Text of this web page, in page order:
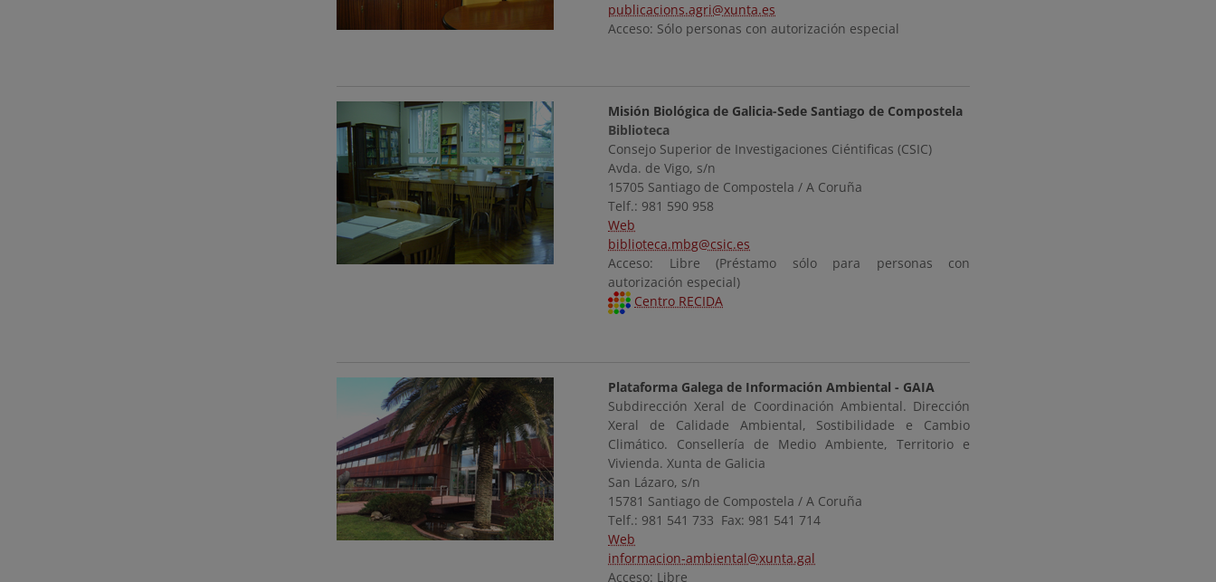
publicacions.agri@xunta.es
Acceso: Sólo personas con autorización especial
Misión Biológica de Galicia-Sede Santiago de Compostela
Biblioteca
Consejo Superior de Investigaciones Ciéntificas (CSIC)
Avda. de Vigo, s/n
15705 Santiago de Compostela / A Coruña
Telf.: 981 590 958
Web
biblioteca.mbg@csic.es
Acceso: Libre (Préstamo sólo para personas con
autorización especial)
Centro RECIDA
Plataforma Galega de Información Ambiental - GAIA
Subdirección Xeral de Coordinación Ambiental. Dirección
Xeral de Calidade Ambiental, Sostibilidade e Cambio
Climático. Consellería de Medio Ambiente, Territorio e
Vivienda. Xunta de Galicia
San Lázaro, s/n
15781 Santiago de Compostela / A Coruña
Telf.: 981 541 733 Fax: 981 541 714
Web
informacion-ambiental@xunta.gal
Acceso: Libre